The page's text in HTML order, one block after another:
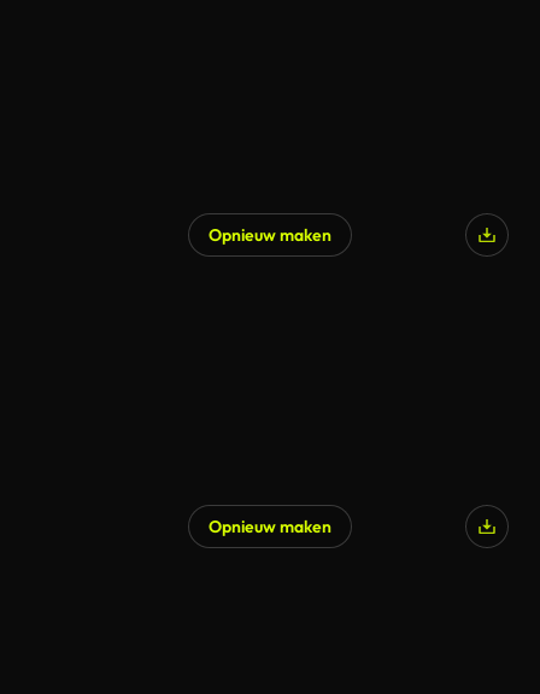
Opnieuw maken
Opnieuw maken